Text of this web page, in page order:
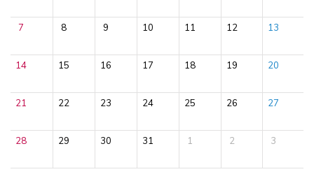
7 8 9 10 11 12 13
14 15 16 17 18 19 20
21 22 23 24 25 26 27
28 29 30 31 1 2 3